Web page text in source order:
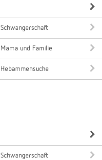
Schwangerschaft
Mama und Familie
Hebammensuche
Schwangerschaft